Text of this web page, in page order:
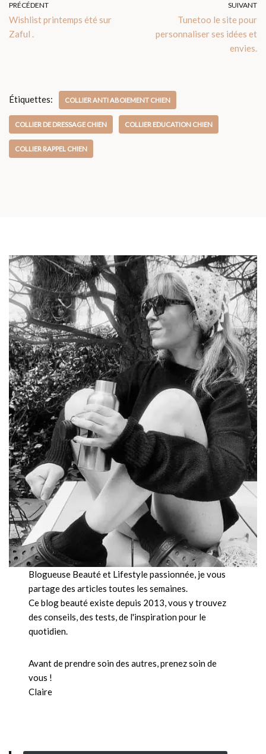
PRÉCÉDENT
Wishlist printemps été sur
Zaful .
SUIVANT
Tunetoo le site pour
personnaliser ses idées et
envies.
Étiquettes: COLLIER ANTI ABOIEMENT CHIEN
COLLIER DE DRESSAGE CHIEN COLLIER EDUCATION CHIEN
COLLIER RAPPEL CHIEN
Blogueuse Beauté et Lifestyle passionnée, je vous
partage des articles toutes les semaines.
Ce blog beauté existe depuis 2013, vous y trouvez
des conseils, des tests, de l'inspiration pour le
quotidien.
Avant de prendre soin des autres, prenez soin de
vous !
Claire